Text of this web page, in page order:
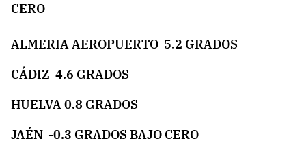
CERO
ALMERIA AEROPUERTO 5.2 GRADOS
CÁDIZ 4.6 GRADOS
HUELVA 0.8 GRADOS
JAÉN -0.3 GRADOS BAJO CERO